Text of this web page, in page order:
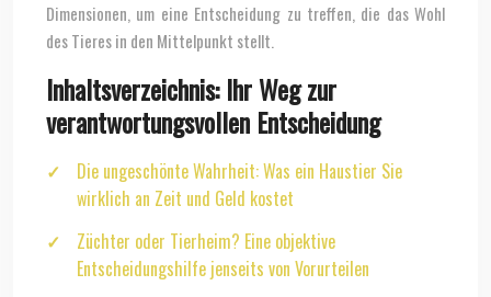
Dimensionen, um eine Entscheidung zu treffen, die das Wohl
des Tieres in den Mittelpunkt stellt.
Inhaltsverzeichnis: Ihr Weg zur
verantwortungsvollen Entscheidung
Die ungeschönte Wahrheit: Was ein Haustier Sie
wirklich an Zeit und Geld kostet
Züchter oder Tierheim? Eine objektive
Entscheidungshilfe jenseits von Vorurteilen